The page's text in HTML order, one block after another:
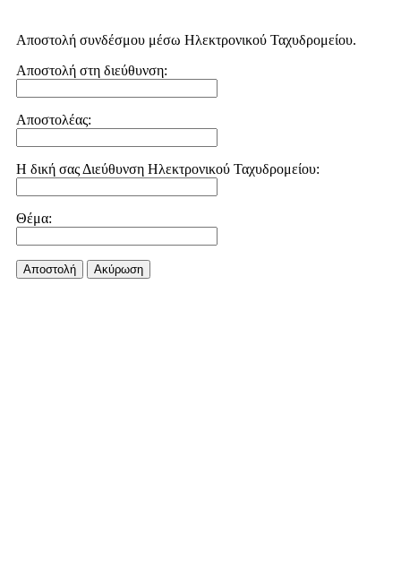
Αποστολή συνδέσμου μέσω Ηλεκτρονικού Ταχυδρομείου.
Αποστολή στη διεύθυνση:
Αποστολέας:
Η δική σας Διεύθυνση Ηλεκτρονικού Ταχυδρομείου:
Θέμα:
Αποστολή Aκύρωση